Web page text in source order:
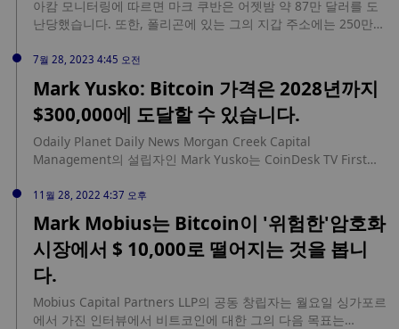
아캄 모니터링에 따르면 마크 쿠반은 어젯밤 약 87만 달러를 도
난당했습니다. 또한, 폴리곤에 있는 그의 지갑 주소에는 250만
베이스로 이체했습니다.
7월 28, 2023 4:45 오전
Mark Yusko: Bitcoin 가격은 2028년까지
$300,000에 도달할 수 있습니다.
Odaily Planet Daily News Morgan Creek Capital
Management의 설립자인 Mark Yusko는 CoinDesk TV First
의 암호화폐이며 2028년까지 가격이 $300,000에 이를 수 있다
고 말했습니다. Yusko는 비트코인을 금과 비교하면서 이 예측을
했습니다. 그는 금은 휴대하거나 나눌 수 없지만 비트코인은 휴
대할 수 있다고 설명했습니다. Yusko는 "Bitcoin은 위의 두 가지
문제를 모두 해결하고 똑같이 희소합니다. 금의 화폐 가치는 약
6조 달러이며 Bitcoin은 이 모든 것을 대체할 수 있으며 그 수의
10배에 도달할 수 있다고 생각합니다. 2028년까지 Bitcoin 가격
은 $300,000에 도달할 수 있습니다. , 그 시점에서 Bitcoin은 또
11월 28, 2022 4:37 오후
Mark Mobius는 Bitcoin이 '위험한'암호화
시장에서 $ 10,000로 떨어지는 것을 봅니
다.
Mobius Capital Partners LLP의 공동 창립자는 월요일 싱가포르
에서 가진 인터뷰에서 비트코인에 대한 그의 다음 목표는